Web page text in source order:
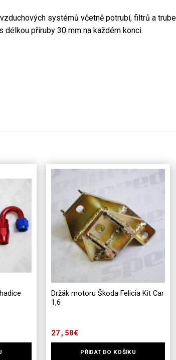
systémů včetně potrubí, filtrů a
délkou příruby 30 mm na každém konci.
Držák motoru Škoda Felicia Kit Car
1,6
27,50€
PŘIDAT DO KOŠÍKU